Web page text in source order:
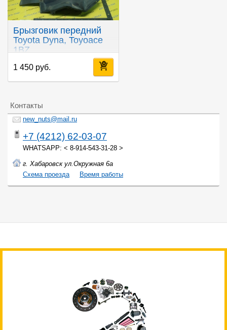
Брызговик передний
Toyota Dyna, Toyoace
1BZ
1 450 руб.
Контакты
new_nuts@mail.ru
+7 (4212) 62-03-07
WHATSAPP: < 8-914-543-31-28 >
г. Хабаровск ул.Окружная 6а
Cхема проезда
Время работы